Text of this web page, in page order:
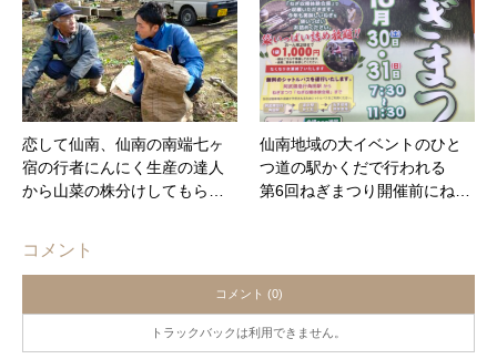
恋して仙南、仙南の南端七ヶ
宿の行者にんにく生産の達人
から山菜の株分けしてもら…
仙南地域の大イベントのひと
つ道の駅かくだで行われる
第6回ねぎまつり開催前にね…
コメント
コメント (0)
トラックバックは利用できません。